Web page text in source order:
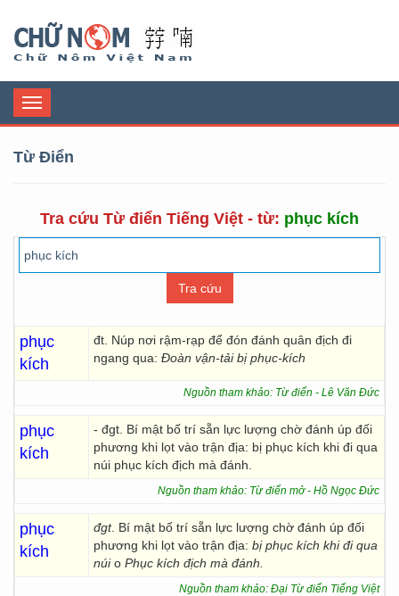
Toggle
navigation
Từ Điển
Tra cứu Từ điển Tiếng Việt - từ: phục kích
phục
kích
đt. Núp nơi rậm-rạp để đón đánh quân địch đi
ngang qua: Đoàn vận-tải bị phục-kích
Nguồn tham khảo: Từ điển - Lê Văn Đức
phục
kích
- đgt. Bí mật bố trí sẵn lực lượng chờ đánh úp đối
phương khi lọt vào trận địa: bị phục kích khi đi qua
núi phục kích địch mà đánh.
Nguồn tham khảo: Từ điển mở - Hồ Ngọc Đức
phục
kích
đgt. Bí mật bố trí sẵn lực lượng chờ đánh úp đối
phương khi lọt vào trận địa: bị phục kích khi đi qua
núio Phục kích địch mà đánh.
Nguồn tham khảo: Đại Từ điển Tiếng Việt